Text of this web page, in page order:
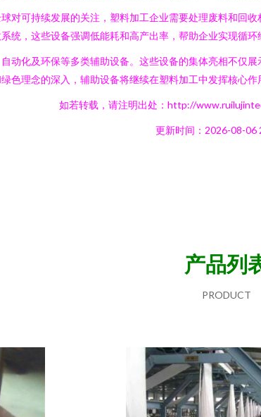
对可持续发展的关注，塑料加工企业需要处理废料和回
统，这些设备强调低能耗和高产出率，帮助企业实现循环
动化及环保等多类辅助设备。这些设备的集体亮相不仅
色理念的深入，辅助设备将继续在塑料加工中发挥核心作
如若转载，请注明出处：http://
更新时间：2026-08-06
产品列
PRODUCT